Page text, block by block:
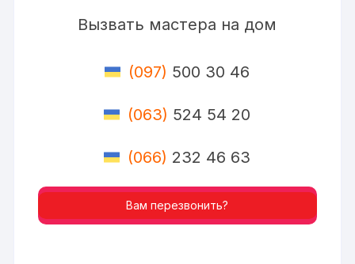
Вызвать мастера на дом
(097) 500 30 46
(063) 524 54 20
(066) 232 46 63
Вам перезвонить?